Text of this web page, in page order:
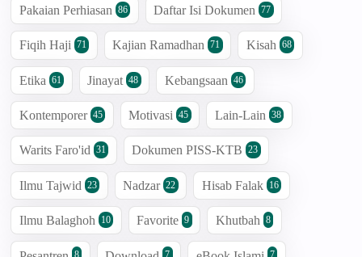
Pakaian Perhiasan 86 Daftar Isi Dokumen 77
Fiqih Haji 71 Kajian Ramadhan 71 Kisah 68
Etika 61 Jinayat 48 Kebangsaan 46
Kontemporer 45 Motivasi 45 Lain-Lain 38
Warits Faro'id 31 Dokumen PISS-KTB 23
Ilmu Tajwid 23 Nadzar 22 Hisab Falak 16
Ilmu Balaghoh 10 Favorite 9 Khutbah 8